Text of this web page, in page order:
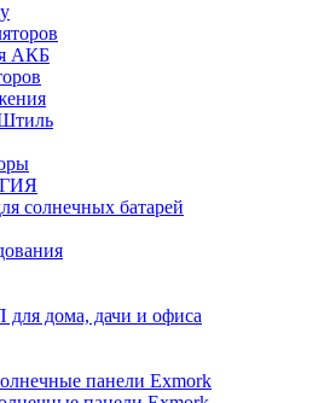
АКБ
солнечных батарей
дома, дачи и офиса
панели Exmork